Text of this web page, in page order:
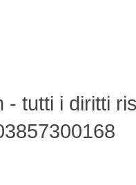
tutti i diritti